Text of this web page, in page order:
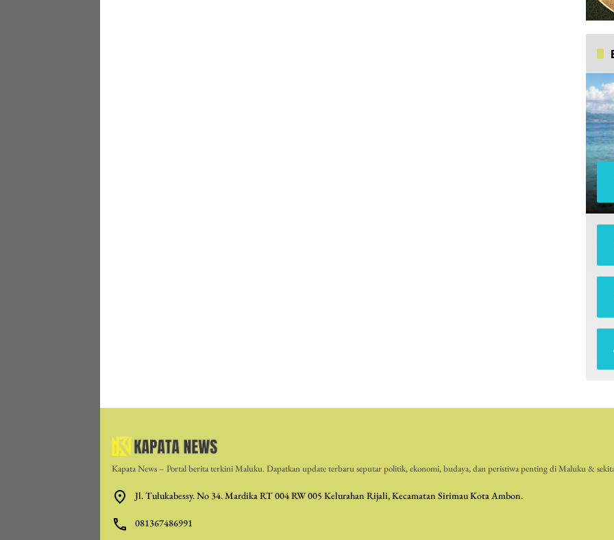
Kapata News – Portal berita terkini Maluku. Dapatkan update terbaru seputar politik, ekonomi, budaya, dan peristiwa penting di Maluku &
Jl. Tulukabessy. No 34. Mardika RT 004 RW 005 Kelurahan Rijali, Kecamatan Sirimau Kota Ambon.
081367486991